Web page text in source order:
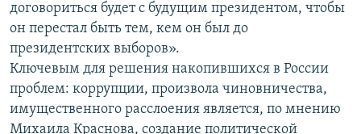
договориться будет с будущим президентом, чтобы
он перестал быть тем, кем он был до
президентских выборов».
Ключевым для решения накопившихся в России
проблем: коррупции, произвола чиновничества,
имущественного расслоения является, по мнению
Михаила Краснова, создание политической